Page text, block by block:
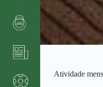
Atividade